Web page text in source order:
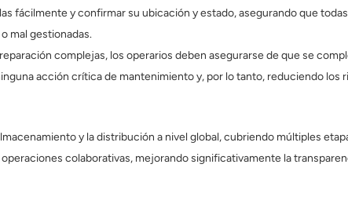
fácilmente y confirmar su ubicación y estado, asegurando que
mal gestionadas.
complejas, los operarios deben asegurarse de que se
acción crítica de mantenimiento y, por lo tanto, reduciendo los
y la distribución a nivel global, cubriendo múltiples
colaborativas, mejorando significativamente la